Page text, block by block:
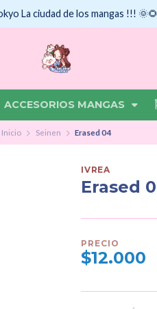
ACCESORIOS MANGAS
La ciudad de los mangas !!!
Inicio Seinen Erased 04
IVREA
Erased
PRECIO
$12.000